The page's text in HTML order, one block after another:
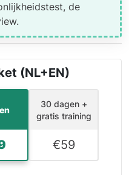
de
(NL+EN)
30 dagen +
gratis training
€59